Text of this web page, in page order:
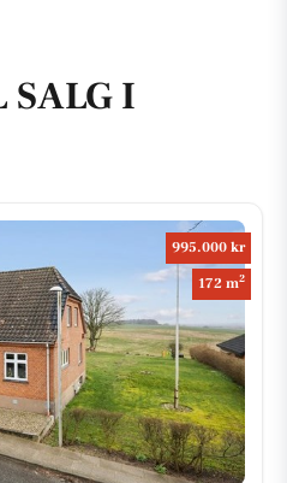
SALG I
995.000 kr
172 m2